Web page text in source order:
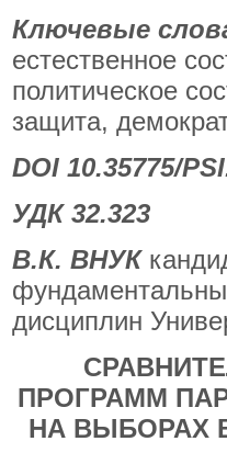
Ключевые
естественное
политическое
защита,
DOI 10.35775/
УДК 32.323
В.К. ВНУК
дисциплин
ПРОГРАММ
НА ВЫБОРАХ